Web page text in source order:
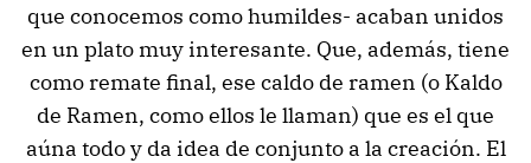
que conocemos como humildes- acaban unidos
en un plato muy interesante. Que, además, tiene
como remate final, ese caldo de ramen (o Kaldo
de Ramen, como ellos le llaman) que es el que
aúna todo y da idea de conjunto a la creación. El